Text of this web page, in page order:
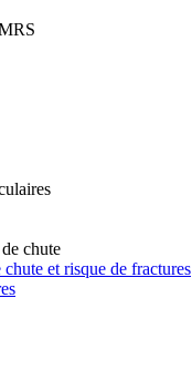
chute
et risque de fractures